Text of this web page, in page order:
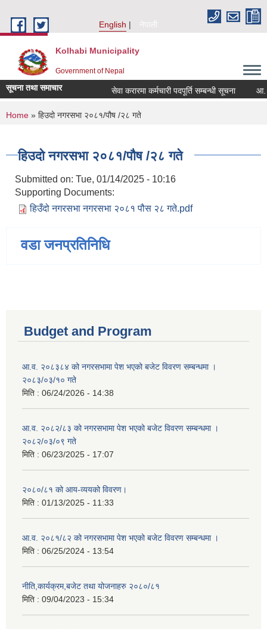
English
नेपाली
Kolhabi Municipality
Government of Nepal
सूचना तथा समाचार सेवा करारमा कर्मचारी पदपूर्ति सम्बन्धी सूचना आ. व.
You are here
Home » हिउदो नगरसभा २०८१/पौष /२८ गते
हिउदो नगरसभा २०८१/पौष /२८ गते
Submitted on: Tue, 01/14/2025 - 10:16
Supporting Documents:
हिउँदो नगरसभा नगरसभा २०८१ पौस २८ गते.pdf
वडा जनप्रतिनिधि
Budget and Program
आ.व. २०८३८४ को नगरसभामा पेश भएको बजेट विवरण सम्बन्धमा ।
२०८३/०३/१० गते
मिति : 06/24/2026 - 14:38
आ.व. २०८२/८३ को नगरसभामा पेश भएको बजेट विवरण सम्बन्धमा ।
२०८२/०३/०९ गते
मिति : 06/23/2025 - 17:07
२०८०/८१ को आय-व्ययको विवरण।
मिति : 01/13/2025 - 11:33
आ.व. २०८१/८२ को नगरसभामा पेश भएको बजेट विवरण सम्बन्धमा ।
मिति : 06/25/2024 - 13:54
नीति,कार्यक्रम,बजेट तथा योजनाहरु २०८०/८१
मिति : 09/04/2023 - 15:34